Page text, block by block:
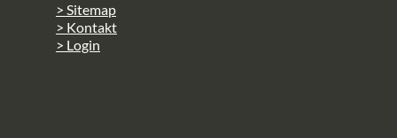
> Sitemap
> Kontakt
> Login